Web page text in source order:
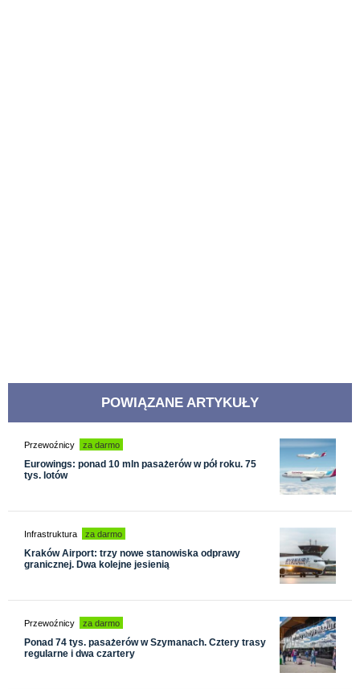
POWIĄZANE ARTYKUŁY
Przewoźnicy za darmo
Eurowings: ponad 10 mln pasażerów w pół roku. 75
tys. lotów
Infrastruktura za darmo
Kraków Airport: trzy nowe stanowiska odprawy
granicznej. Dwa kolejne jesienią
Przewoźnicy za darmo
Ponad 74 tys. pasażerów w Szymanach. Cztery trasy
regularne i dwa czartery